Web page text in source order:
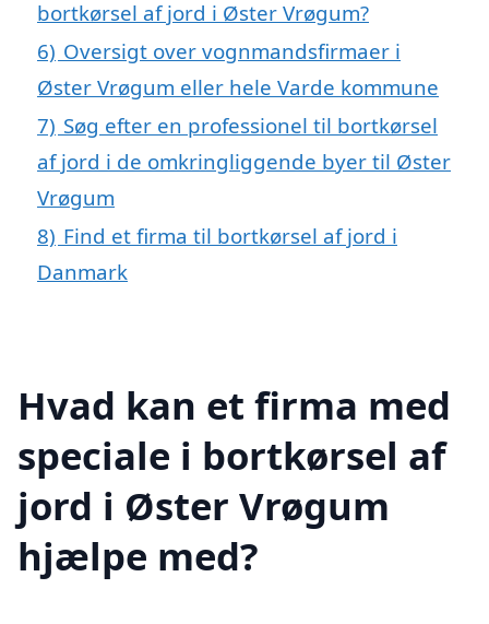
bortkørsel af jord i Øster Vrøgum?
6) Oversigt over vognmandsfirmaer i
Øster Vrøgum eller hele Varde kommune
7) Søg efter en professionel til bortkørsel
af jord i de omkringliggende byer til Øster
Vrøgum
8) Find et firma til bortkørsel af jord i
Danmark
Hvad kan et firma med
speciale i bortkørsel af
jord i Øster Vrøgum
hjælpe med?